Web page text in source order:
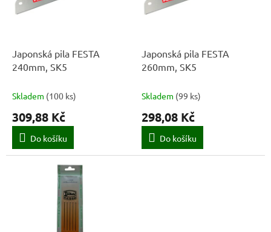
d Japonská pila FESTA
240mm, SK5
Skladem (100 ks)
309,88 Kč
Do košíku
Japonská pila FESTA
260mm, SK5
Skladem (99 ks)
298,08 Kč
Do košíku